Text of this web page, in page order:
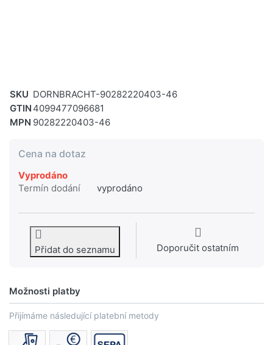
SKU DORNBRACHT-90282220403-46
GTIN 4099477096681
MPN 90282220403-46
Cena na dotaz
Vyprodáno
Termín dodání
vyprodáno
Přidat do seznamu Doporučit ostatním
Možnosti platby
Přijímáme následující platební metody